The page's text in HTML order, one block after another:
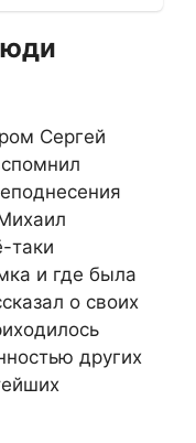
Сергей
таки
и где была
о своих
других